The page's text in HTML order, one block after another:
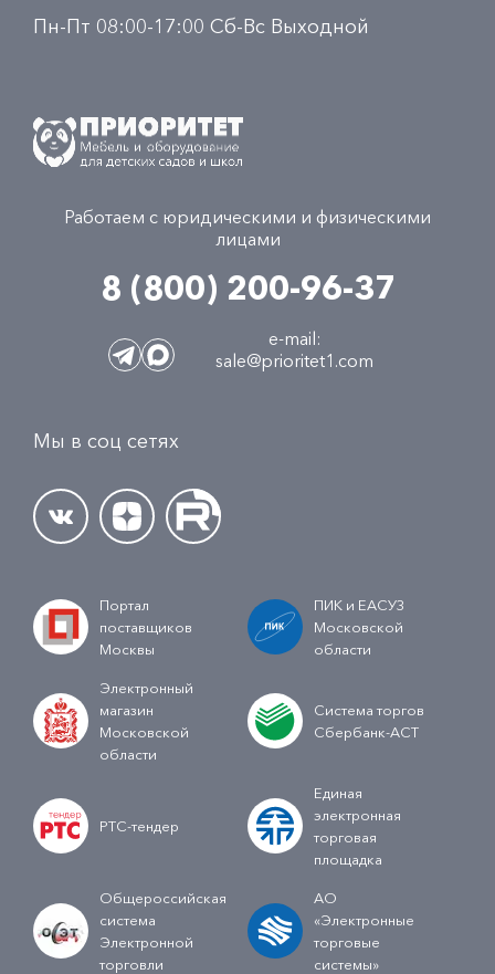
Пн-Пт 08:00-17:00 Сб-Вс Выходной
Работаем с юридическими и физическими
лицами
8 (800) 200-96-37
e-mail:
sale@prioritet1.com
Мы в соц сетях
Портал
поставщиков
Москвы
ПИК и ЕАСУЗ
Московской
области
Электронный
магазин
Московской
области
Система торгов
Сбербанк-АСТ
РТС-тендер
Единая
электронная
торговая
площадка
Общероссийская
система
Электронной
торговли
АО
«Электронные
торговые
системы»